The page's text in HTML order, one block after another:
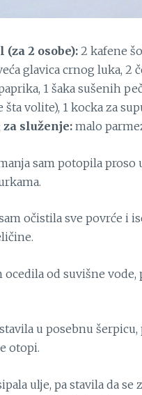
2 osobe):2 kafene
glavica crnog luka, 2
1 šaka sušenih
volite), 1 kocka za
za služenje: malo
sam potopila
očistila sve povrće i
ocedila od suvišne
u posebnu
otopi.
ulje, pa stavila da se